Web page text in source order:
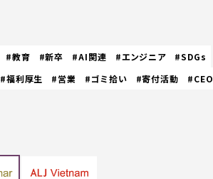
#教育 #新卒 #AI関連 #エンジニア
#SDGs
#福利厚生 #営業 #ゴミ拾い #寄付活動 #CEO